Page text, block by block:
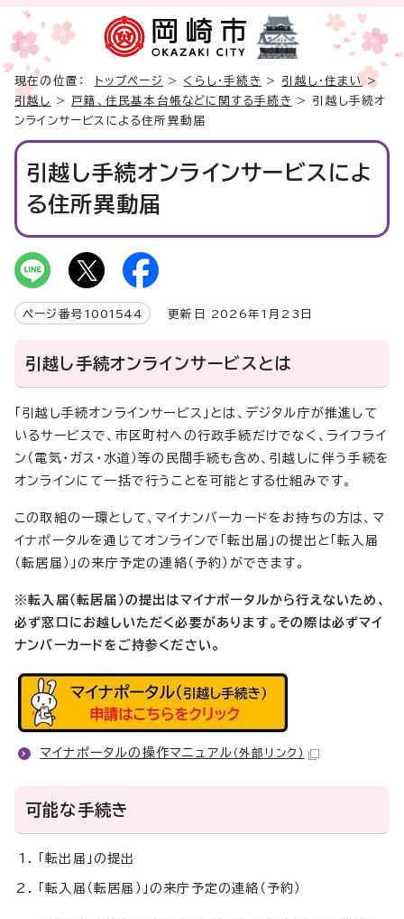
現在の位置： トップページ > くらし・手続き > 引越し・住まい >
引越し
> 戸籍、住民基本台帳などに関する手続き > 引越し手続オ
ンラインサービスによる住所異動届
引越し手続オンラインサービスによ
る住所異動届
ページ番号 1001544 更新日 2026年1月23日
引越し手続オンラインサービスとは
「引越し手続オンラインサービス」とは、デジタル庁が推進して
いるサービスで、市区町村への行政手続だけでなく、ライフライ
ン（電気・ガス・水道）等の民間手続も含め、引越しに伴う手続を
オンラインにて一括で行うことを可能とする仕組みです。
この取組の一環として、マイナンバーカードをお持ちの方は、マ
イナポータルを通じてオンラインで「転出届」の提出と「転入届
（転居届）」の来庁予定の連絡（予約）ができます。
※転入届（転居届）の提出はマイナポータルから行えないため、
必ず窓口にお越しいただく必要があります。その際は必ずマイ
ナンバーカードをご持参ください。
マイナポータルの操作マニュアル （外部リンク）
可能な手続き
「転出届」の提出
「転入届（転居届）」の来庁予定の連絡（予約）